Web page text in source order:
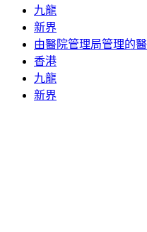
九龍
新界
由醫院管理局管理的
香港
九龍
新界